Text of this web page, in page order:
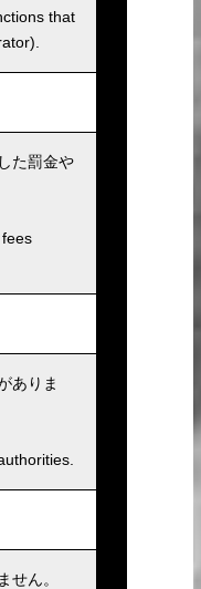
that
た罰金や
ありま
せん。